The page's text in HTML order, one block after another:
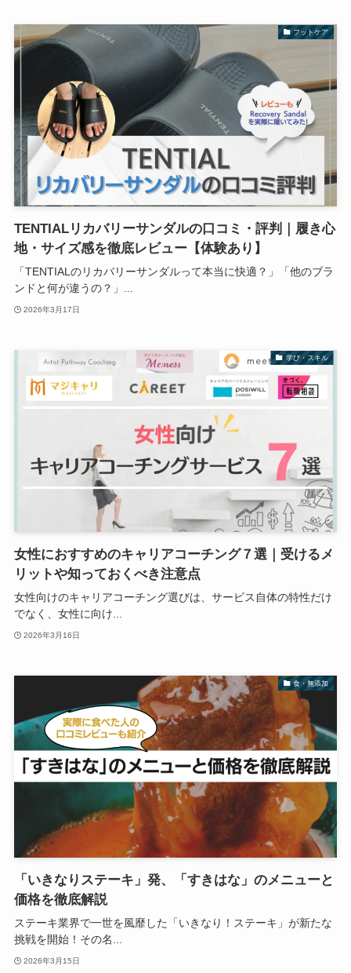
フットケア
TENTIALリカバリーサンダルの口コミ・評判｜履き心
地・サイズ感を徹底レビュー【体験あり】
「TENTIALのリカバリーサンダルって本当に快適？」「他のブラ
ンドと何が違うの？」...
2026年3月17日
学び・スキル
女性におすすめのキャリアコーチング７選｜受けるメ
リットや知っておくべき注意点
女性向けのキャリアコーチング選びは、サービス自体の特性だけ
でなく、女性に向け...
2026年3月16日
食・無添加
「いきなりステーキ」発、「すきはな」のメニューと
価格を徹底解説
ステーキ業界で一世を風靡した「いきなり！ステーキ」が新たな
挑戦を開始！その名...
2026年3月15日